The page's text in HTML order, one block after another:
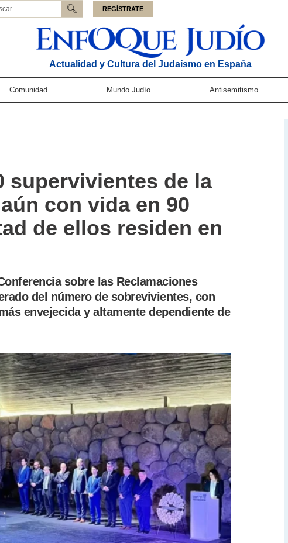
REGÍSTRATE
Actualidad y Cultura del Judaísmo en España
Comunidad Mundo Judío Antisemitismo
supervivientes de la
con vida en 90
de ellos residen en
sobre las Reclamaciones
del número de sobrevivientes, con
envejecida y altamente dependiente de